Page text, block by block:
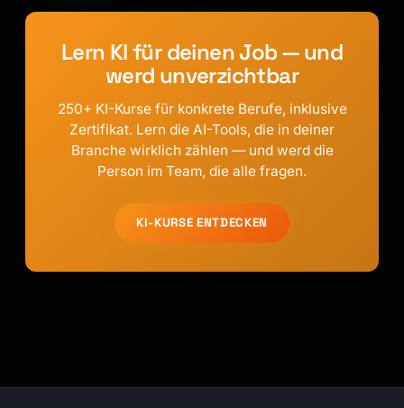
Lern KI für deinen Job — und
werd unverzichtbar
250+ KI-Kurse für konkrete Berufe, inklusive
Zertifikat. Lern die AI-Tools, die in deiner
Branche wirklich zählen — und werd die
Person im Team, die alle fragen.
KI-KURSE ENTDECKEN